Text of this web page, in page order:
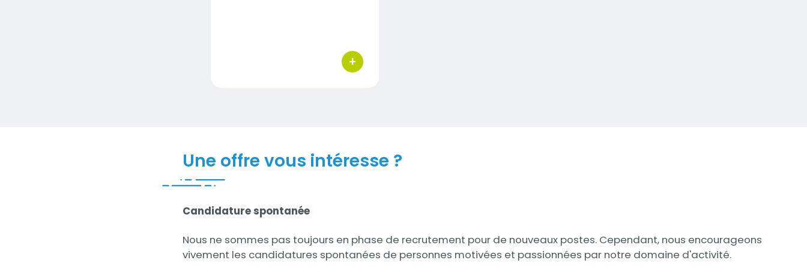
+
bouton d'actions
Une offre vous intéresse ?
Contenu
Candidature spontanée
Nous ne sommes pas toujours en phase de recrutement pour de nouveaux postes. Cependant, nous encourageons
vivement les candidatures spontanées de personnes motivées et passionnées par notre domaine d'activité.